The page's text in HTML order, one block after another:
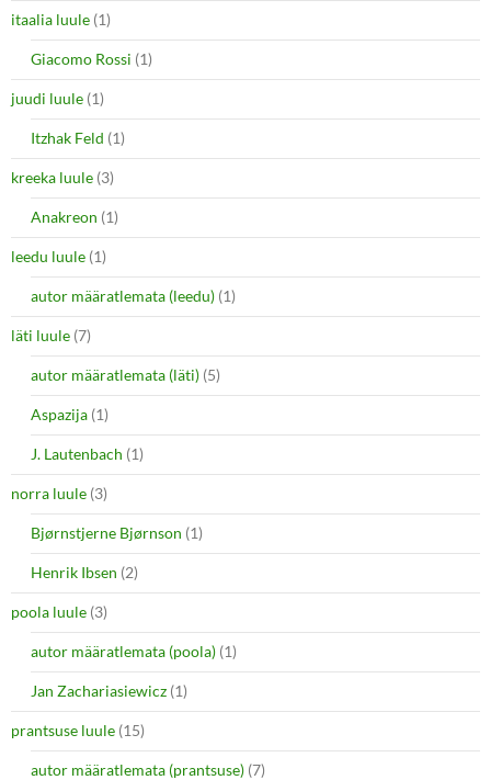
itaalia luule (1)
Giacomo Rossi (1)
juudi luule (1)
Itzhak Feld (1)
kreeka luule (3)
Anakreon (1)
leedu luule (1)
autor määratlemata (leedu) (1)
läti luule (7)
autor määratlemata (läti) (5)
Aspazija (1)
J. Lautenbach (1)
norra luule (3)
Bjørnstjerne Bjørnson (1)
Henrik Ibsen (2)
poola luule (3)
autor määratlemata (poola) (1)
Jan Zachariasiewicz (1)
prantsuse luule (15)
autor määratlemata (prantsuse) (7)